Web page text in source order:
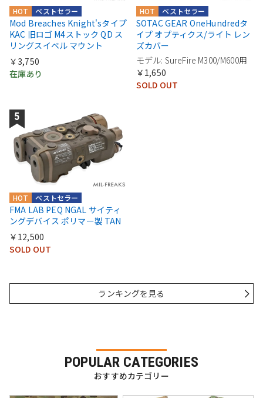
ベストセラー
HOT
Mod Breaches Knight'sタイプ
KAC 旧ロゴ M4ストック QD ス
リングスイベル マウント
￥3,750
在庫あり
ベストセラー
HOT
SOTAC GEAR OneHundredタ
イプ オプティクス/ライト レン
ズカバー
モデル: SureFire M300/M600用
￥1,650
SOLD OUT
ベストセラー
HOT
FMA LAB PEQ NGAL サイティ
ングデバイス ポリマー製 TAN
￥12,500
SOLD OUT
ランキングを見る
POPULAR CATEGORIES
おすすめカテゴリー